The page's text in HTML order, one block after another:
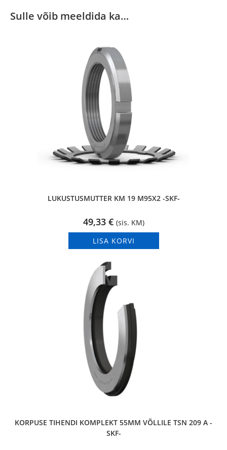
Sulle võib meeldida ka…
LUKUSTUSMUTTER KM 19 M95X2 -SKF-
49,33 € (sis. KM)
LISA KORVI
KORPUSE TIHENDI KOMPLEKT 55MM VÕLLILE TSN 209 A -
SKF-